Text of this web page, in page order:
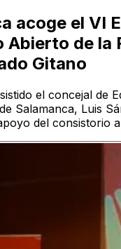
acoge el VI
Abierto de la
Gitano
el concejal de
Salamanca, Luis
del consistorio